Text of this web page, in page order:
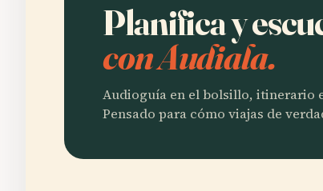
Planifica y
con Audiala.
Audioguía en el bolsillo, itinerario
Pensado para cómo viajas de